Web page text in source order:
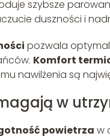
szybsze
duszności i
pozwala
Komfort
nawilżenia są
w
powietrza w